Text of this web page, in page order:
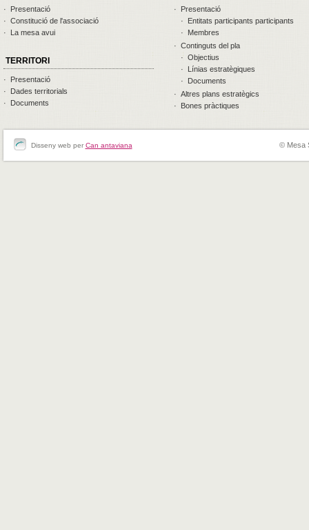
· Presentació
· Constitució de l'associació
· La mesa avui
TERRITORI
· Presentació
· Dades territorials
· Documents
· Presentació
· Entitats participants participants
· Membres
· Continguts del pla
· Objectius
· Línias estratègiques
· Documents
· Altres plans estratègics
· Bones pràctiques
Disseny web per Can antaviana © Mesa